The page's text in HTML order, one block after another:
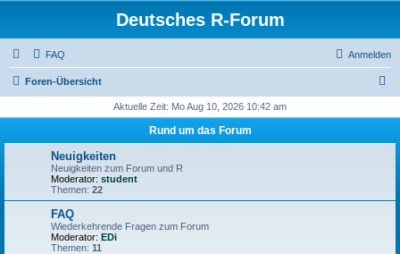
Deutsches R-Forum
FAQ Anmelden
Foren-Übersicht
h
Aktuelle Zeit: Mo Aug 10, 2026 10:42 am
Rund um das Forum
Neuigkeiten
Neuigkeiten zum Forum und R
Moderator: student
Themen: 22
FAQ
Wiederkehrende Fragen zum Forum
Moderator: EDi
Themen: 11